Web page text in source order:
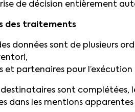
de décision entièrement
traitements
données sont de plusieurs
et partenaires pour
sont
dans les mentions